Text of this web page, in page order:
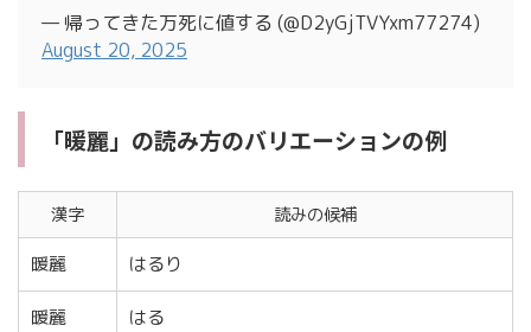
— 帰ってきた万死に値する (@D2yGjTVYxm77274)
August 20, 2025
「暖麗」の読み方のバリエーションの例
漢字 読みの候補
暖麗 はるり
暖麗 はる